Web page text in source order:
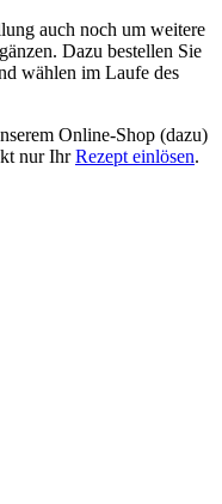
auch noch um weitere
Dazu bestellen Sie
wählen im Laufe des
Online-Shop (dazu)
nur IhrRezept einlösen.